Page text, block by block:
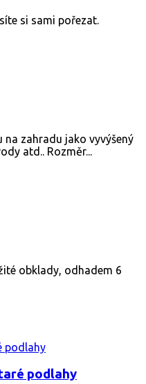
si sami pořezat.
zahradu jako vyvýšený
atd.. Rozměr...
obklady, odhadem 6
podlahy